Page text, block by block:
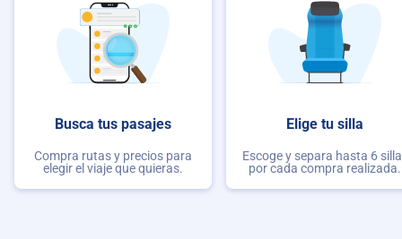
Busca tus pasajes
Compra rutas y precios para
elegir el viaje que quieras.
Elige tu silla
Escoge y separa hasta 6
por cada compra realizada.